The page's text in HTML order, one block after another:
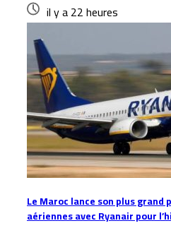
il y a 22 heures
Le Maroc lance son plus grand
aériennes avec Ryanair pour